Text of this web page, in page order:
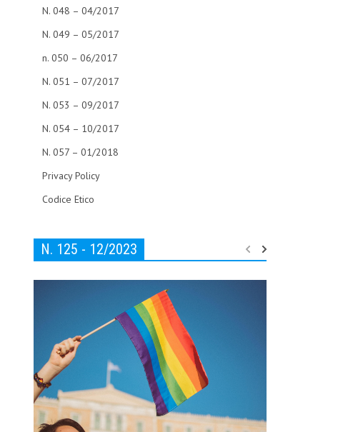
N. 048 – 04/2017
N. 049 – 05/2017
n. 050 – 06/2017
N. 051 – 07/2017
N. 053 – 09/2017
N. 054 – 10/2017
N. 057 – 01/2018
Privacy Policy
Codice Etico
N. 125 - 12/2023